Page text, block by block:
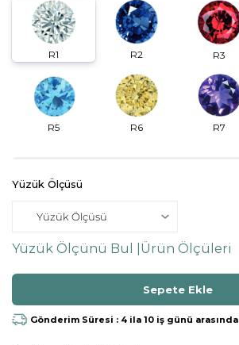
R1 R2 R3
R5 R6 R7
Yüzük Ölçüsü
Yüzük Ölçünü Bul | Ürün Ölçüleri
Gönderim Süresi : 4 ila 10 iş günü arasında